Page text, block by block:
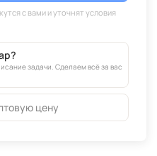
задачи. Сделаем всё за вас
цену